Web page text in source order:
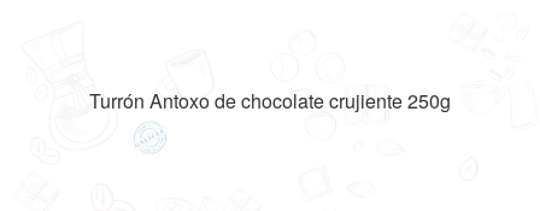
Turrón Antoxo de chocolate crujiente 250g